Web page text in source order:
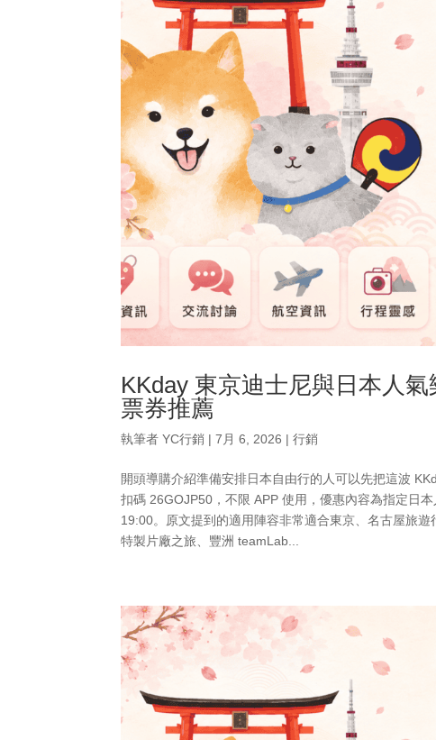
KKday 東京迪士尼與日本人
票券推薦
執筆者YC行銷 |7月 6, 2026 |行銷
開頭導購介紹準備安排日本自由行的人可以先把這波
扣碼 26GOJP50，不限 APP 使用，優惠內容為指定日
19:00。原文提到的適用陣容非常適合東京、名古屋旅
特製片廠之旅、豐洲 teamLab...